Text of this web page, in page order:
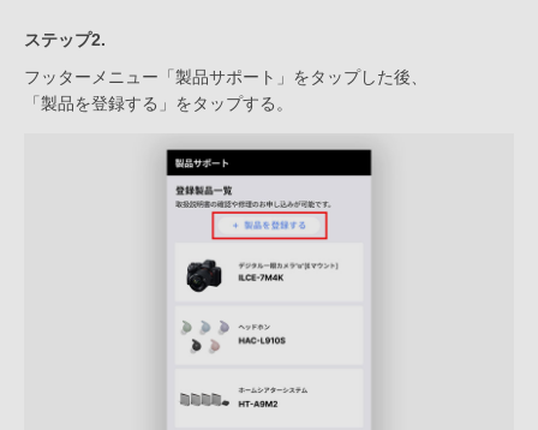
ステップ2.
フッターメニュー「製品サポート」をタップした後、
「製品を登録する」をタップする。